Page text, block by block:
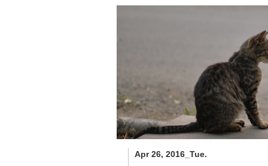
Apr 26, 2016_Tue.